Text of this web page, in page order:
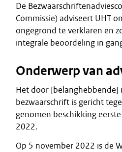
De
Commissie) adviseert UHT
ongegrond te verklaren en
integrale beoordeling in
Onderwerp van
Het door [belanghebbende]
bezwaarschrift is gericht
genomen beschikking
2022.
Op 5 november 2022 is de